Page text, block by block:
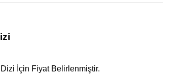
İçin Fiyat Belirlenmiştir.